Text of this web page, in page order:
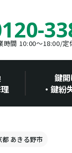
時間 10:00～18:00/定
鍵
・鍵紛
都 あきる野市